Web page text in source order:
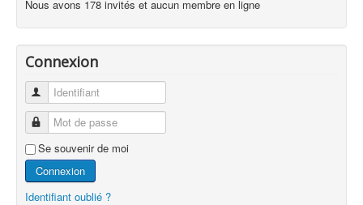
Nous avons 178 invités et aucun membre en ligne
Connexion
Identifiant
Mot de passe
Se souvenir de moi
Connexion
Identifiant oublié ?